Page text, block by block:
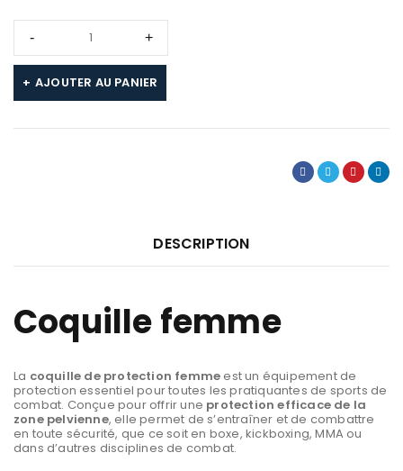
AJOUTER AU PANIER
DESCRIPTION
Coquille femme
La coquille de protection femme est un équipement de
protection essentiel pour toutes les pratiquantes de sports de
combat. Conçue pour offrir une protection efficace de la
zone pelvienne, elle permet de s’entraîner et de combattre
en toute sécurité, que ce soit en boxe, kickboxing, MMA ou
dans d’autres disciplines de combat.